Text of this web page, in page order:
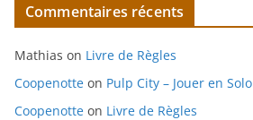
Commentaires récents
Mathias on Livre de Règles
Coopenotte on Pulp City – Jouer en Solo
Coopenotte on Livre de Règles